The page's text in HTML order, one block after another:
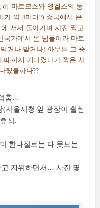
마르크스와 엥겔스의 동
가 약 4미터?) 중국에서 온
서서 돌아가며 사진 찍고
가에서 온 넘들이라 마르
거나 말거나) 아무튼 그 중
때까지 기다렸다가 찍은 사
렸을까나??
춤…
서울시청 앞 광장이 훨씬
식.
한나절로는 다 못보는
고 자위하면서… 사진 몇